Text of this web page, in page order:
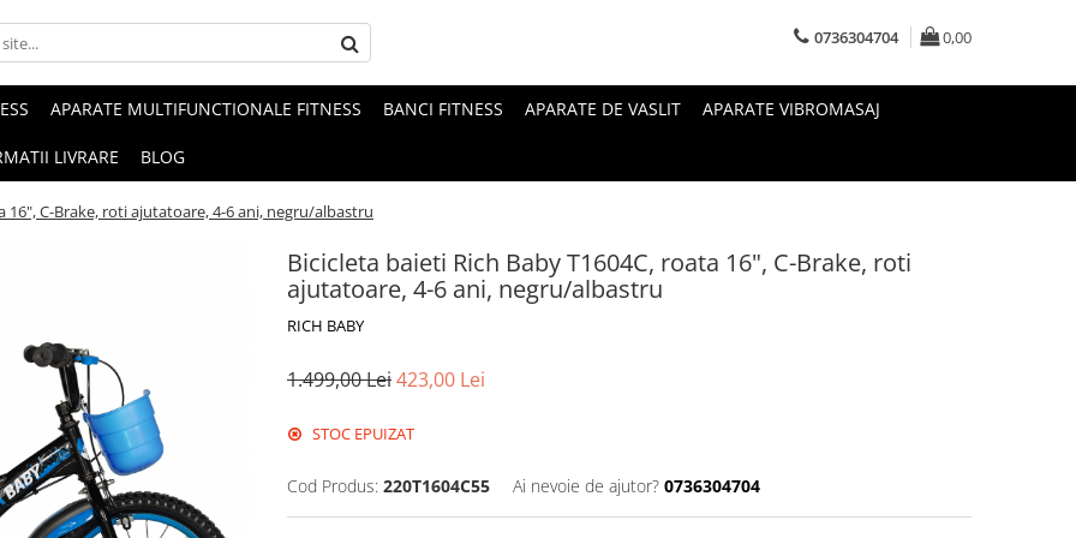
0736304704 0,00
APARATE MULTIFUNCTIONALE FITNESS BANCI FITNESS APARATE DE VASLIT APARATE VIBROMASAJ
LIVRARE BLOG
16", C-Brake, roti ajutatoare, 4-6 ani, negru/albastru
Bicicleta baieti Rich Baby T1604C, roata 16", C-Brake, roti
ajutatoare, 4-6 ani, negru/albastru
RICH BABY
1.499,00 Lei423,00 Lei
STOC EPUIZAT
Cod Produs: 220T1604C55 Ai nevoie de ajutor? 0736304704